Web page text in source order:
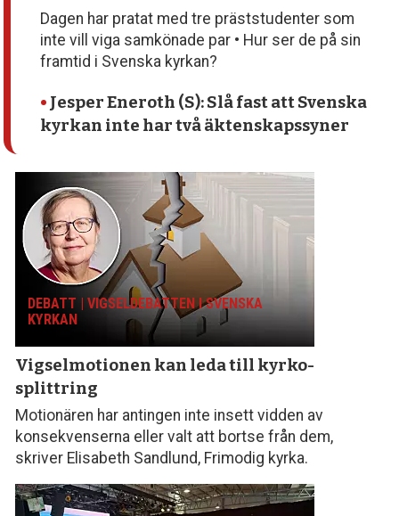
Dagen har pratat med tre präststudenter som
inte vill viga samkönade par • Hur ser de på sin
framtid i Svenska kyrkan?
• Jesper Eneroth (S): Slå fast att Svenska
kyrkan inte har två äktenskapssyner
DEBATT | VIGSELDEBATTEN I SVENSKA
KYRKAN
Vigselmotionen kan leda till kyrko­
splittring
Motionären har antingen inte insett vidden av
konsekvenserna eller valt att bortse från dem,
skriver Elisabeth Sandlund, Frimodig kyrka.